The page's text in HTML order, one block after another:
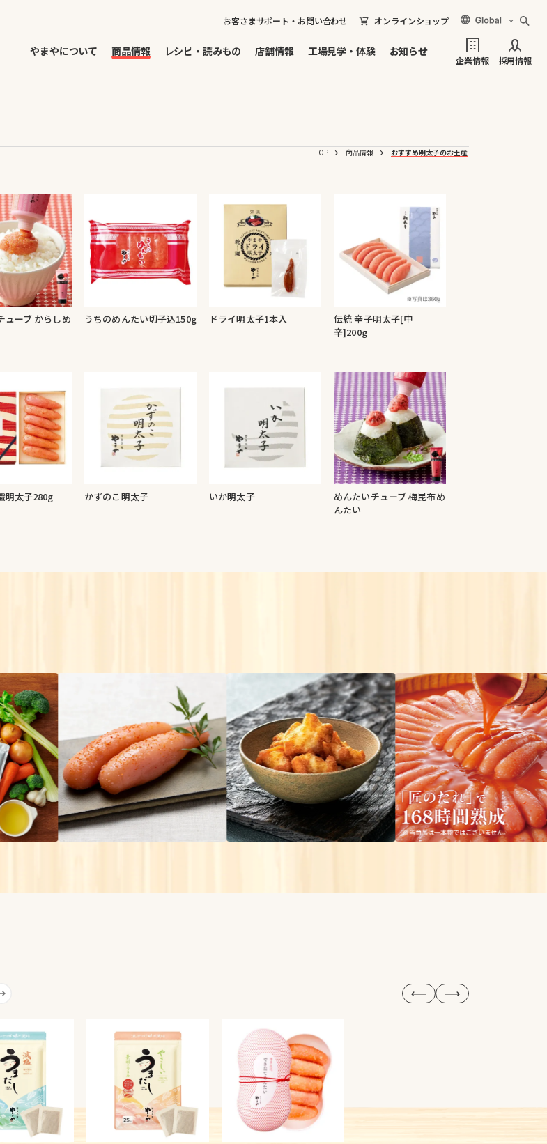
お客さまサポート・お問い合わせ オンラインショップ
やまやについて 商品情報 レシピ・読みもの 店舗情報 工場見学・体験 お知らせ
企業情報 採用情報
TOP 商品情報 おすすめ明太子のお土産
ューブ からしめ
うちのめんたい切子込150g ドライ明太子1本入
伝統 辛子明太子[中
辛]200g
明太子280g かずのこ明太子 いか明太子
めんたいチューブ 梅昆布め
んたい